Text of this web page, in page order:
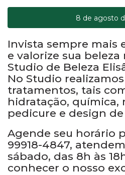
8 de agosto
Invista sempre mais
e valorize sua
Studio de Beleza
No Studio
tratamentos, tais
hidratação, química,
pedicure e design
Agende seu horário
99918-4847,
sábado, das 8h às
conhecer o nosso